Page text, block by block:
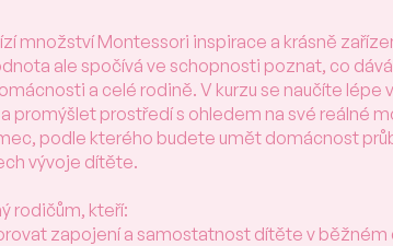
množství Montessori inspirace a krásně
ale spočívá ve schopnosti poznat, co
a celé rodině. V kurzu se naučíte
promýšlet prostředí s ohledem na své reálné
podle kterého budete umět domácnost
vývoje dítěte.
rodičům, kteří:
zapojení a samostatnost dítěte v běžném